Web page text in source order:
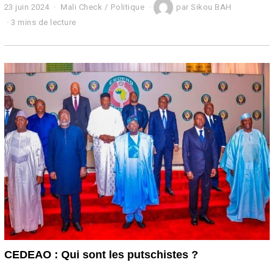
23 juin 2024
3
j
n
2
0
2
Mali Check / Politique parSikou BAH
3 mins de lecture
CEDEAO : Qui sont les putschistes ?